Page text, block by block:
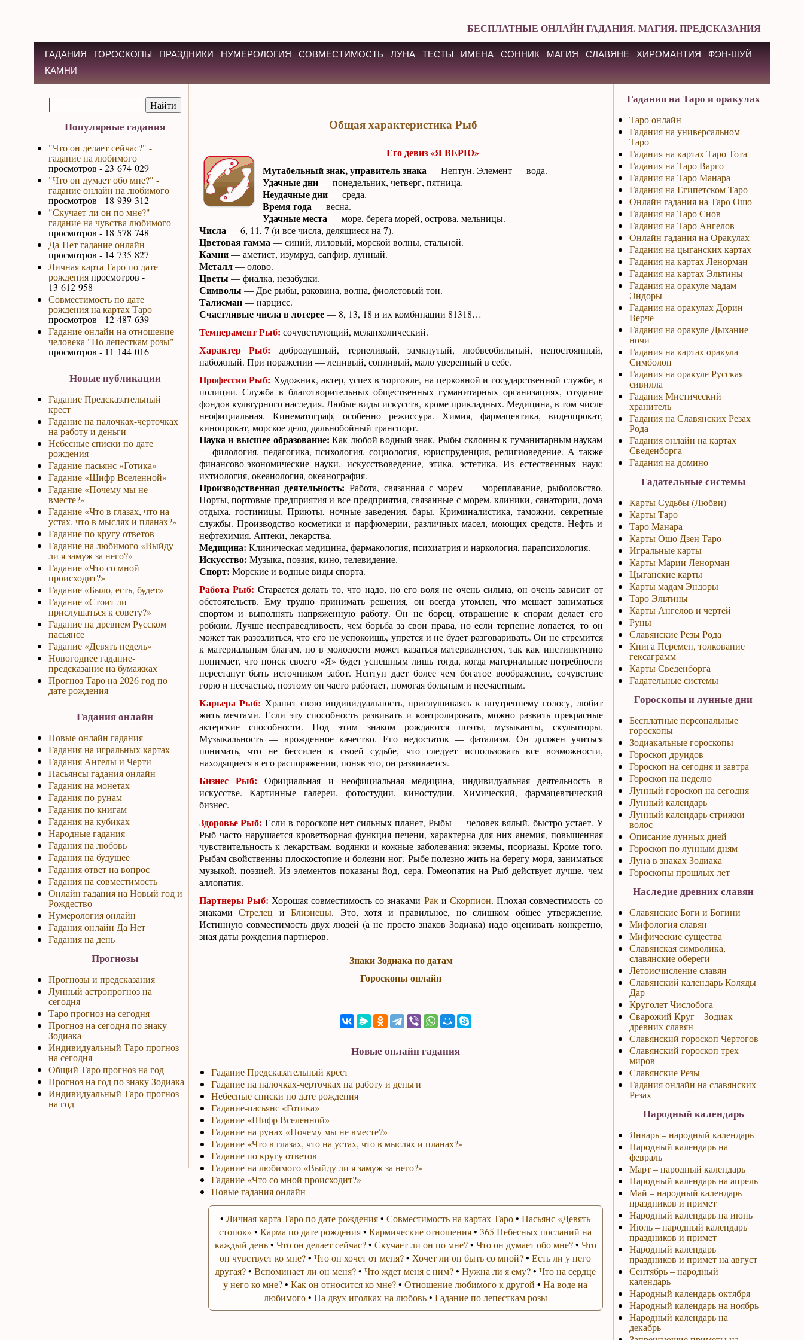
БЕСПЛАТНЫЕ ОНЛАЙН ГАДАНИЯ. МАГИЯ. ПРЕДСКАЗАНИЯ
ГАДАНИЯ ГОРОСКОПЫ ПРАЗДНИКИ НУМЕРОЛОГИЯ СОВМЕСТИМОСТЬ ЛУНА ТЕСТЫ ИМЕНА СОННИК МАГИЯ СЛАВЯНЕ ХИРОМАНТИЯ
ФЭН-ШУЙ
КАМНИ
Популярные гадания
"Что он делает сейчас?" -
гадание на любимого
просмотров - 23 674 029
"Что он думает обо мне?" -
гадание онлайн на любимого
просмотров - 18 939 312
"Скучает ли он по мне?" -
гадание на чувства любимого
просмотров - 18 578 748
Да-Нет гадание онлайн
просмотров - 14 735 827
Личная карта Таро по дате
рожденияпросмотров -
13 612 958
Совместимость по дате
рождения на картах Таро
просмотров - 12 487 639
Гадание онлайн на отношение
человека "По лепесткам розы"
просмотров - 11 144 016
Новые публикации
Гадание Предсказательный
крест
Гадание на палочках-черточках
на работу и деньги
Небесные списки по дате
рождения
Гадание-пасьянс «Готика»
Гадание «Шифр Вселенной»
Гадание «Почему мы не
вместе?»
Гадание «Что в глазах, что на
устах, что в мыслях и планах?»
Гадание по кругу ответов
Гадание на любимого «Выйду
ли я замуж за него?»
Гадание «Что со мной
происходит?»
Гадание «Было, есть, будет»
Гадание «Стоит ли
прислушаться к совету?»
Гадание на древнем Русском
пасьянсе
Гадание «Девять недель»
Новогоднее гадание-
предсказание на бумажках
Прогноз Таро на 2026 год по
дате рождения
Гадания онлайн
Новые онлайн гадания
Гадания на игральных картах
Гадания Ангелы и Черти
Пасьянсы гадания онлайн
Гадания на монетах
Гадания по рунам
Гадания по книгам
Гадания на кубиках
Народные гадания
Гадания на любовь
Гадания на будущее
Гадания ответ на вопрос
Гадания на совместимость
Онлайн гадания на Новый год и
Рождество
Нумерология онлайн
Гадания онлайн Да Нет
Гадания на день
Прогнозы
Прогнозы и предсказания
Лунный астропрогноз на
сегодня
Таро прогноз на сегодня
Прогноз на сегодня по знаку
Зодиака
Индивидуальный Таро прогноз
на сегодня
Общий Таро прогноз на год
Прогноз на год по знаку Зодиака
Индивидуальный Таро прогноз
на год
Общая характеристика Рыб
Его девиз «Я ВЕРЮ»
Мутабельный знак, управитель знака — Нептун. Элемент — вода.
Удачные дни— понедельник, четверг, пятница.
Неудачные дни— среда.
Время года — весна.
Удачные места — море, берега морей, острова, мельницы.
Числа — 6, 11, 7 (и все числа, делящиеся на 7).
Цветовая гамма — синий, лиловый, морской волны, стальной.
Камни— аметист, изумруд, сапфир, лунный.
Металл— олово.
Цветы — фиалка, незабудки.
Символы — Две рыбы, раковина, волна, фиолетовый тон.
Талисман— нарцисс.
Счастливые числа в лотерее— 8, 13, 18 и их комбинации 81318…
Темперамент Рыб: сочувствующий, меланхолический.
Характер Рыб: добродушный, терпеливый, замкнутый, любвеобильный, непостоянный,
набожный. При поражении — ленивый, сонливый, мало уверенный в себе.
Профессии Рыб: Художник, актер, успех в торговле, на церковной и государственной службе, в
полиции. Служба в благотворительных общественных гуманитарных организациях, создание
фондов культурного наследия. Любые виды искусств, кроме прикладных. Медицина, в том числе
неофициальная. Кинематограф, особенно режиссура. Химия, фармацевтика, видеопрокат,
кинопрокат, морское дело, дальнобойный транспорт.
Наука и высшее образование: Как любой водный знак, Рыбы склонны к гуманитарным наукам
— филология, педагогика, психология, социология, юриспруденция, религиоведение. А также
финансово-экономические науки, искусствоведение, этика, эстетика. Из естественных наук:
ихтиология, океанология, океанография.
Производственная деятельность: Работа, связанная с морем — мореплавание, рыболовство.
Порты, портовые предприятия и все предприятия, связанные с морем. клиники, санатории, дома
отдыха, гостиницы. Приюты, ночные заведения, бары. Криминалистика, таможни, секретные
службы. Производство косметики и парфюмерии, различных масел, моющих средств. Нефть и
нефтехимия. Аптеки, лекарства.
Медицина: Клиническая медицина, фармакология, психиатрия и наркология, парапсихология.
Искусство: Музыка, поэзия, кино, телевидение.
Спорт: Морские и водные виды спорта.
Работа Рыб: Старается делать то, что надо, но его воля не очень сильна, он очень зависит от
обстоятельств. Ему трудно принимать решения, он всегда утомлен, что мешает заниматься
спортом и выполнять напряженную работу. Он не борец, отвращение к спорам делает его
робким. Лучше несправедливость, чем борьба за свои права, но если терпение лопается, то он
может так разозлиться, что его не успокоишь, упрется и не будет разговаривать. Он не стремится
к материальным благам, но в молодости может казаться материалистом, так как инстинктивно
понимает, что поиск своего «Я» будет успешным лишь тогда, когда материальные потребности
перестанут быть источником забот. Нептун дает более чем богатое воображение, сочувствие
горю и несчастью, поэтому он часто работает, помогая больным и несчастным.
Карьера Рыб: Хранит свою индивидуальность, прислушиваясь к внутреннему голосу, любит
жить мечтами. Если эту способность развивать и контролировать, можно развить прекрасные
актерские способности. Под этим знаком рождаются поэты, музыканты, скульпторы.
Музыкальность — врожденное качество. Его недостаток — фатализм. Он должен учиться
понимать, что не бессилен в своей судьбе, что следует использовать все возможности,
находящиеся в его распоряжении, поняв это, он развивается.
Бизнес Рыб: Официальная и неофициальная медицина, индивидуальная деятельность в
искусстве. Картинные галереи, фотостудии, киностудии. Химический, фармацевтический
бизнес.
Здоровье Рыб: Если в гороскопе нет сильных планет, Рыбы — человек вялый, быстро устает. У
Рыб часто нарушается кроветворная функция печени, характерна для них анемия, повышенная
чувствительность к лекарствам, водянки и кожные заболевания: экземы, псориазы. Кроме того,
Рыбам свойственны плоскостопие и болезни ног. Рыбе полезно жить на берегу моря, заниматься
музыкой, поэзией. Из элементов показаны йод, сера. Гомеопатия на Рыб действует лучше, чем
аллопатия.
Партнеры Рыб: Хорошая совместимость со знаками Раки Скорпион. Плохая совместимость со
знакамиСтрелец иБлизнецы. Это, хотя и правильное, но слишком общее утверждение.
Истинную совместимость двух людей (а не просто знаков Зодиака) надо оценивать конкретно,
зная даты рождения партнеров.
Знаки Зодиака по датам
Гороскопы онлайн
Новые онлайн гадания
Гадание Предсказательный крест
Гадание на палочках-черточках на работу и деньги
Небесные списки по дате рождения
Гадание-пасьянс «Готика»
Гадание «Шифр Вселенной»
Гадание на рунах «Почему мы не вместе?»
Гадание «Что в глазах, что на устах, что в мыслях и планах?»
Гадание по кругу ответов
Гадание на любимого «Выйду ли я замуж за него?»
Гадание «Что со мной происходит?»
Новые гадания онлайн
• Личная карта Таро по дате рождения• Совместимость на картах Таро• Пасьянс «Девять
стопок» • Карма по дате рождения• Кармические отношения• 365 Небесных посланий на
каждый день• Что он делает сейчас?• Скучает ли он по мне?• Что он думает обо мне?• Что
он чувствует ко мне?• Что он хочет от меня?• Хочет ли он быть со мной?• Есть ли у него
другая?• Вспоминает ли он меня?• Что ждет меня с ним?• Нужна ли я ему?• Что на сердце
у него ко мне?• Как он относится ко мне?• Отношение любимого к другой • На воде на
любимого• На двух иголках на любовь• Гадание по лепесткам розы
Гадания на Таро и оракулах
Таро онлайн
Гадания на универсальном
Таро
Гадания на картах Таро Тота
Гадания на Таро Варго
Гадания на Таро Манара
Гадания на Египетском Таро
Онлайн гадания на Таро Ошо
Гадания на Таро Снов
Гадания на Таро Ангелов
Онлайн гадания на Оракулах
Гадания на цыганских картах
Гадания на картах Ленорман
Гадания на картах Эльтины
Гадания на оракуле мадам
Эндоры
Гадания на оракулах Дорин
Верче
Гадания на оракуле Дыхание
ночи
Гадания на картах оракула
Симболон
Гадания на оракуле Русская
сивилла
Гадания Мистический
хранитель
Гадания на Славянских Резах
Рода
Гадания онлайн на картах
Сведенборга
Гадания на домино
Гадательные системы
Карты Судьбы (Любви)
Карты Таро
Таро Манара
Карты Ошо Дзен Таро
Игральные карты
Карты Марии Ленорман
Цыганские карты
Карты мадам Эндоры
Таро Эльтины
Карты Ангелов и чертей
Руны
Славянские Резы Рода
Книга Перемен, толкование
гексаграмм
Карты Сведенборга
Гадательные системы
Гороскопы и лунные дни
Бесплатные персональные
гороскопы
Зодиакальные гороскопы
Гороскоп друидов
Гороскоп на сегодня и завтра
Гороскоп на неделю
Лунный гороскоп на сегодня
Лунный календарь
Лунный календарь стрижки
волос
Описание лунных дней
Гороскоп по лунным дням
Луна в знаках Зодиака
Гороскопы прошлых лет
Наследие древних славян
Славянские Боги и Богини
Мифология славян
Мифические существа
Славянская символика,
славянские обереги
Летоисчисление славян
Славянский календарь Коляды
Дар
Круголет Числобога
Сварожий Круг – Зодиак
древних славян
Славянский гороскоп Чертогов
Славянский гороскоп трех
миров
Славянские Резы
Гадания онлайн на славянских
Резах
Народный календарь
Январь – народный календарь
Народный календарь на
февраль
Март – народный календарь
Народный календарь на апрель
Май – народный календарь
праздников и примет
Народный календарь на июнь
Июль – народный календарь
праздников и примет
Народный календарь
праздников и примет на август
Сентябрь – народный
календарь
Народный календарь октября
Народный календарь на ноябрь
Народный календарь на
декабрь